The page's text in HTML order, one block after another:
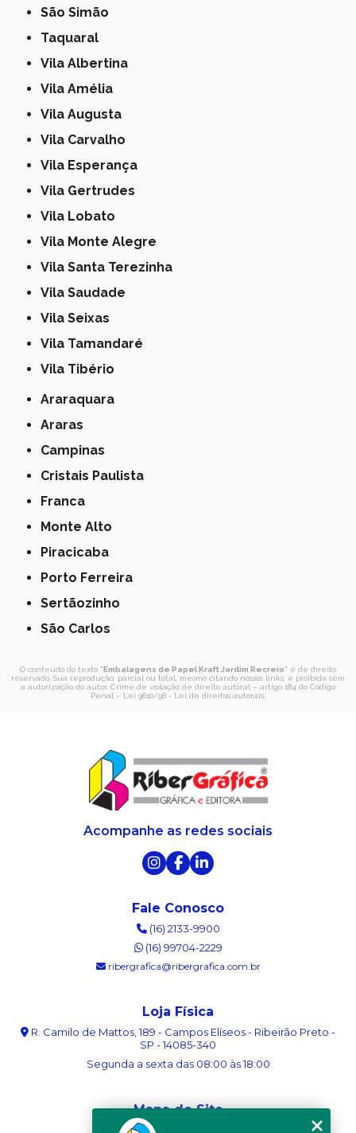
São Simão
Taquaral
Vila Albertina
Vila Amélia
Vila Augusta
Vila Carvalho
Vila Esperança
Vila Gertrudes
Vila Lobato
Vila Monte Alegre
Vila Santa Terezinha
Vila Saudade
Vila Seixas
Vila Tamandaré
Vila Tibério
Araraquara
Araras
Campinas
Cristais Paulista
Franca
Monte Alto
Piracicaba
Porto Ferreira
Sertãozinho
São Carlos
O conteúdo do texto "Embalagens de Papel Kraft Jardim Recreio" é de direito
reservado. Sua reprodução, parcial ou total, mesmo citando nossos links, é proibida sem
a autorização do autor. Crime de violação de direito autoral – artigo 184 do Código
Penal – Lei 9610/98 - Lei de direitos autorais
Acompanhe as redes sociais
Fale Conosco
(16) 2133-9900
(16) 99704-2229
ribergrafica@ribergrafica.com.br
Loja Física
R. Camilo de Mattos, 189 - Campos Elíseos - Ribeirão Preto -
SP - 14085-340
Segunda a sexta das 08:00 às 18:00
Mapa do Site